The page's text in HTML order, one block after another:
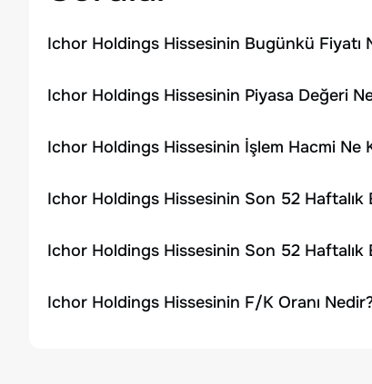
Ichor Holdings Hissesinin Bugünkü Fiyatı
Ichor Holdings Hissesinin Piyasa Değeri
Ichor Holdings Hissesinin İşlem Hacmi Ne
Ichor Holdings Hissesinin Son 52 Haftalık
Ichor Holdings Hissesinin Son 52 Haftalık
Ichor Holdings Hissesinin F/K Oranı